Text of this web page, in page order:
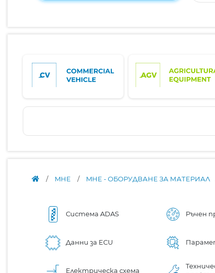
/ MHE / MHE - ОБОРУДВАНЕ ЗА МАТЕРИАЛ
Система ADAS Ръчен
Данни за ECU
Електрическа схема